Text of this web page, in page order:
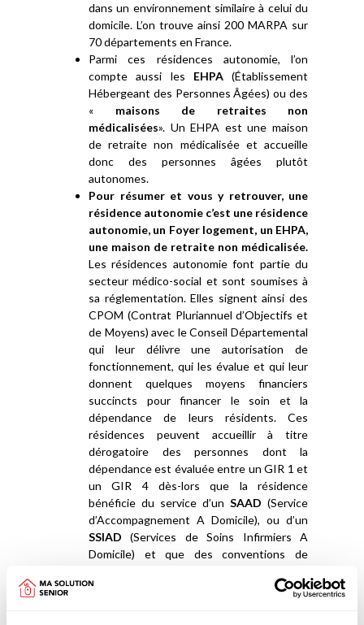
dans un environnement similaire à celui du
domicile. L’on trouve ainsi 200 MARPA sur
70 départements en France.
Parmi ces résidences autonomie, l’on
compte aussi les EHPA(Établissement
Hébergeant des Personnes Âgées) ou des
« maisons de retraites non
médicalisées». Un EHPA est une maison
de retraite non médicalisée et accueille
donc des personnes âgées plutôt
autonomes.
Pour résumer et vous y retrouver, une
résidence autonomie c’est une résidence
autonomie, un Foyer logement, un EHPA,
une maison de retraite non médicalisée.
Les résidences autonomie font partie du
secteur médico-social et sont soumises à
sa réglementation. Elles signent ainsi des
CPOM (Contrat Pluriannuel d’Objectifs et
de Moyens) avec le Conseil Départemental
qui leur délivre une autorisation de
fonctionnement, qui les évalue et qui leur
donnent quelques moyens financiers
succincts pour financer le soin et la
dépendance de leurs résidents. Ces
résidences peuvent accueillir à titre
dérogatoire des personnes dont la
dépendance est évaluée entre un GIR 1 et
un GIR 4 dès-lors que la résidence
bénéficie du service d’un SAAD (Service
d’Accompagnement A Domicile), ou d’un
SSIAD (Services de Soins Infirmiers A
Domicile) et que des conventions de
EHPAD